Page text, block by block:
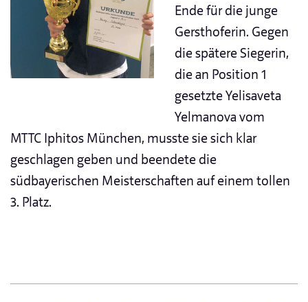
Ende für die junge
Gersthoferin. Gegen
die spätere Siegerin,
die an Position 1
gesetzte Yelisaveta
Yelmanova vom
MTTC Iphitos München, musste sie sich klar
geschlagen geben und beendete die
südbayerischen Meisterschaften auf einem tollen
3. Platz.